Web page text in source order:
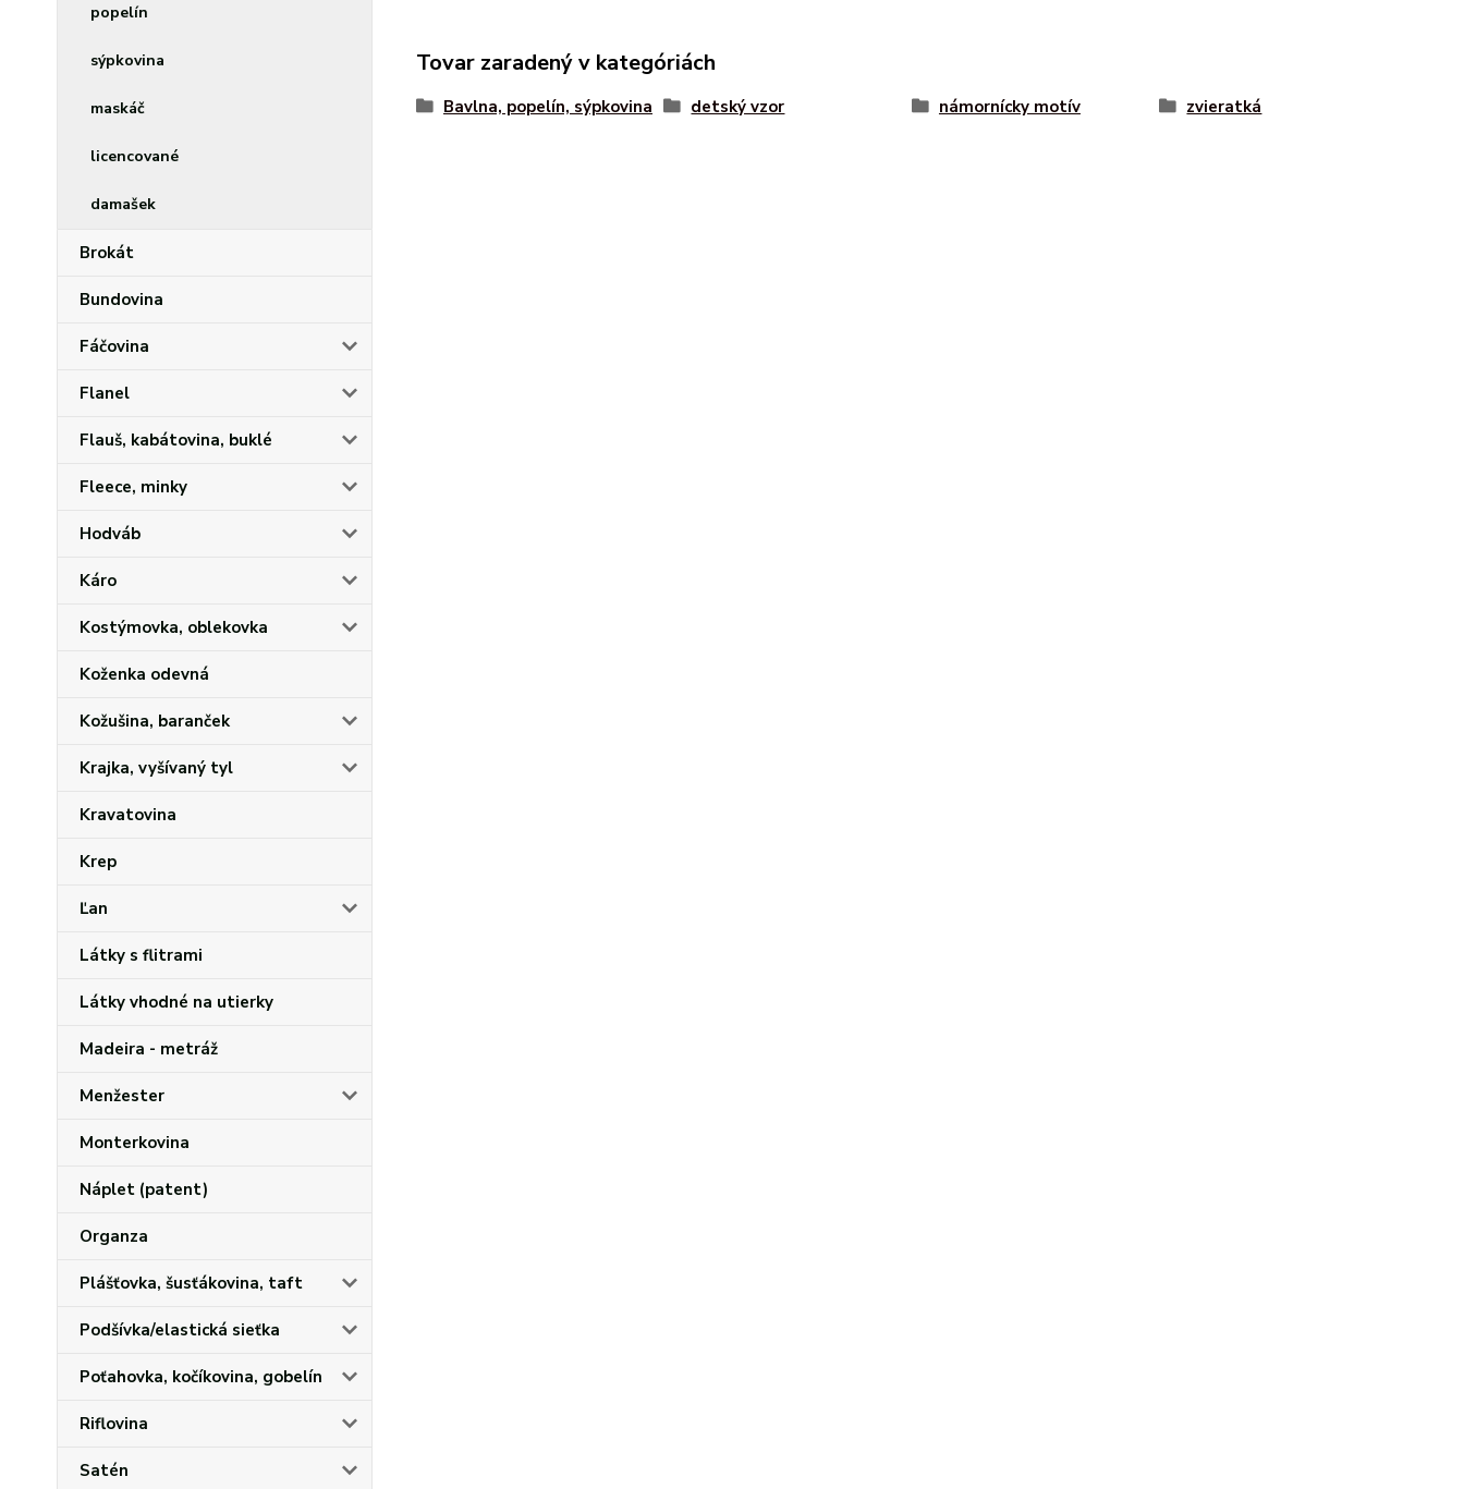
popelín
sýpkovina
maskáč
licencované
damašek
Brokát
Bundovina
Fáčovina
Flanel
Flauš, kabátovina, buklé
Fleece, minky
Hodváb
Káro
Kostýmovka, oblekovka
Koženka odevná
Kožušina, baranček
Krajka, vyšívaný tyl
Kravatovina
Krep
Ľan
Látky s flitrami
Látky vhodné na utierky
Madeira - metráž
Menžester
Monterkovina
Náplet (patent)
Organza
Plášťovka, šusťákovina, taft
Podšívka/elastická sieťka
Poťahovka, kočíkovina, gobelín
Riflovina
Satén
Tovar zaradený v kategóriách
Bavlna, popelín, sýpkovina detský vzor námornícky motív zvieratká